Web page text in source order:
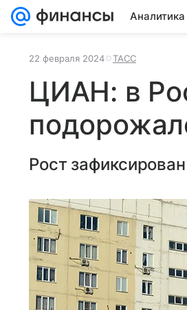
Аналитика
22 февраля 2024 ТАСС
ЦИАН: в
Рост